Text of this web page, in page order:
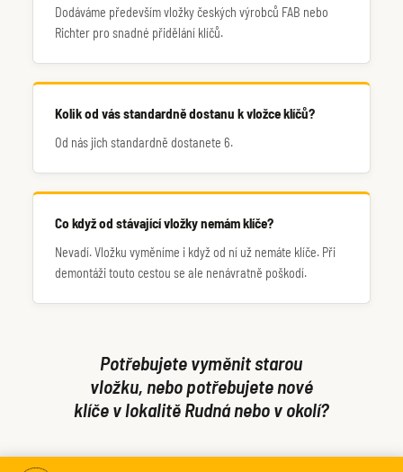
Dodáváme především vložky českých výrobců FAB nebo
Richter pro snadné přidělání klíčů.
Kolik od vás standardně dostanu k vložce klíčů?
Od nás jich standardně dostanete 6.
Co když od stávající vložky nemám klíče?
Nevadí. Vložku vyměníme i když od ní už nemáte klíče. Při
demontáži touto cestou se ale nenávratně poškodí.
Potřebujete vyměnit starou
vložku, nebo potřebujete nové
klíče v lokalitě Rudná nebo v okolí?